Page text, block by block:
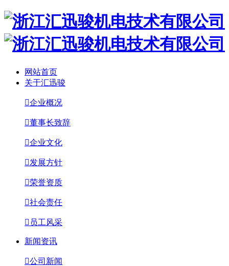
网站首页
关于汇迅骏
企业概况
董事长致辞
企业文化
发展方针
荣誉资质
社会责任
 员工风采
新闻资讯
公司新闻